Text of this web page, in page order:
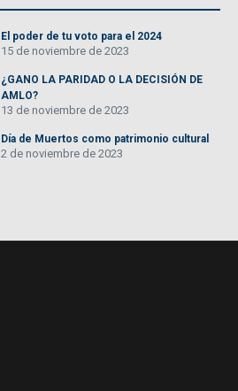
El poder de tu voto para el 2024
15 de noviembre de 2023
¿GANO LA PARIDAD O LA DECISIÓN DE
AMLO?
13 de noviembre de 2023
Día de Muertos como patrimonio cultural
2 de noviembre de 2023